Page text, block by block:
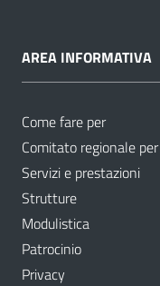
AREA INFORMATIVA
Come fare per
Comitato regionale
Servizi e prestazioni
Strutture
Modulistica
Patrocinio
Privacy